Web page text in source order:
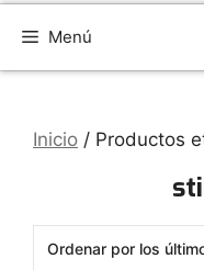
Menú
Inicio / Productos